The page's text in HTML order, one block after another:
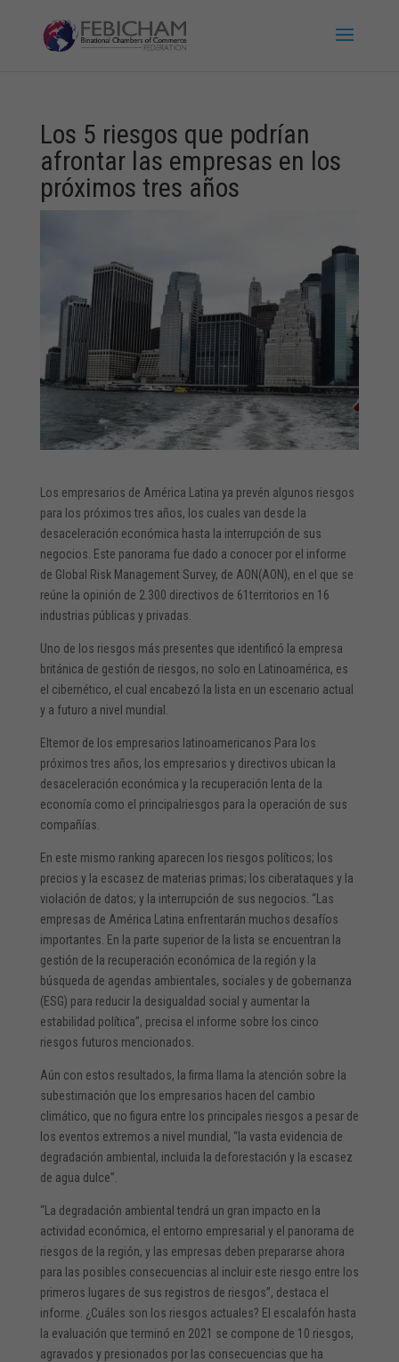
Los 5 riesgos que podrían
afrontar las empresas en los
próximos tres años
Los empresarios de América Latina ya prevén algunos riesgos
para los próximos tres años, los cuales van desde la
desaceleración económica hasta la interrupción de sus
negocios. Este panorama fue dado a conocer por el informe
de Global Risk Management Survey, de AON(AON), en el que se
reúne la opinión de 2.300 directivos de 61territorios en 16
industrias públicas y privadas.
Uno de los riesgos más presentes que identificó la empresa
británica de gestión de riesgos, no solo en Latinoamérica, es
el cibernético, el cual encabezó la lista en un escenario actual
y a futuro a nivel mundial.
Eltemor de los empresarios latinoamericanos Para los
próximos tres años, los empresarios y directivos ubican la
desaceleración económica y la recuperación lenta de la
economía como el principalriesgos para la operación de sus
compañías.
En este mismo ranking aparecen los riesgos políticos; los
precios y la escasez de materias primas; los ciberataques y la
violación de datos; y la interrupción de sus negocios. “Las
empresas de América Latina enfrentarán muchos desafíos
importantes. En la parte superior de la lista se encuentran la
gestión de la recuperación económica de la región y la
búsqueda de agendas ambientales, sociales y de gobernanza
(ESG) para reducir la desigualdad social y aumentar la
estabilidad política”, precisa el informe sobre los cinco
riesgos futuros mencionados.
Aún con estos resultados, la firma llama la atención sobre la
subestimación que los empresarios hacen del cambio
climático, que no figura entre los principales riesgos a pesar de
los eventos extremos a nivel mundial, “la vasta evidencia de
degradación ambiental, incluida la deforestación y la escasez
de agua dulce”.
“La degradación ambiental tendrá un gran impacto en la
actividad económica, el entorno empresarial y el panorama de
riesgos de la región, y las empresas deben prepararse ahora
para las posibles consecuencias al incluir este riesgo entre los
primeros lugares de sus registros de riesgos”, destaca el
informe. ¿Cuáles son los riesgos actuales? El escalafón hasta
la evaluación que terminó en 2021 se compone de 10 riesgos,
agravados y presionados por las consecuencias que ha